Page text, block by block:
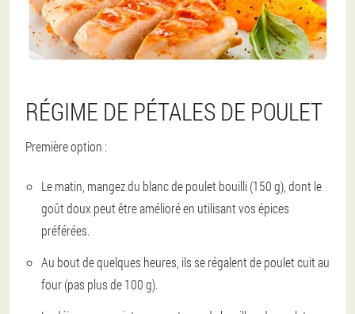
RÉGIME DE PÉTALES DE POULET
Première option :
Le matin, mangez du blanc de poulet bouilli (150 g), dont le
goût doux peut être amélioré en utilisant vos épices
préférées.
Au bout de quelques heures, ils se régalent de poulet cuit au
four (pas plus de 100 g).